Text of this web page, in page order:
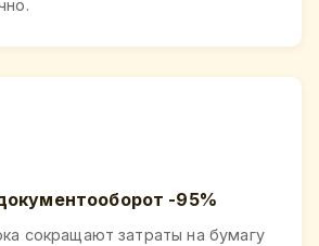
-95%
сокращают затраты на бумагу